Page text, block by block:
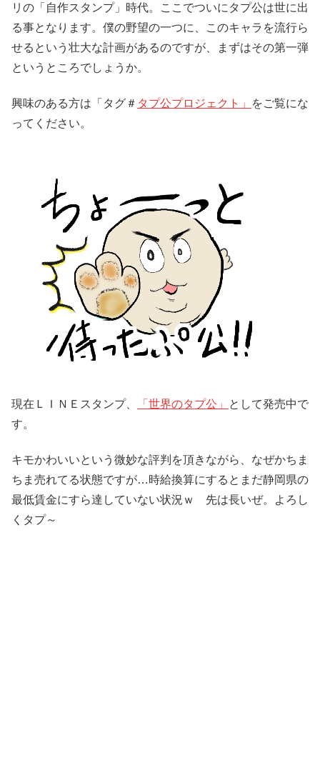
リの「自作スタンプ」時代。ここでついにタプ公は世に出
る事となります。僕の野望の一つに、このキャラを流行ら
せるという壮大な計画があるのですが、まずはその第一弾
というところでしょうか。
興味のある方は「タグ＃ タプ公プロジェクト」
をご覧にな
ってください。
現在ＬＩＮＥスタンプ、 「世界のタプ公」
として発売中で
す。
キモかわいいという微妙な評判を頂きながら、なぜかちま
ちま売れてる状態ですが…時給換算にするとまだ静岡県の
最低賃金にすら達していない状況ｗ 先は長いぜ。よろし
くタプ～